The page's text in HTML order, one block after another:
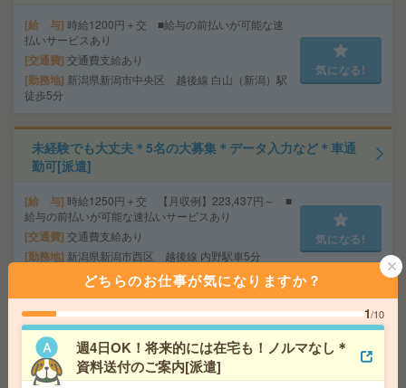
給 与 時給1200円＋交 ■給与の前払いが可能な速
払いサービスあり
交通費 交通費支給あり
勤務地 新潟県新潟市中央区 越後線 白山（新潟）駅
徒歩5分
気になる!
未経験でも大丈夫＊5名の大募集＊データ入力など＊車通
勤可[派遣]
給 与 時給1250円＋交 【月収例】223,437円～ ■
給与の前払いが可能な速払いサービスあり
交通費 交通費支給あり
勤務地 新潟県新潟市西区 越後線 内野駅車5分
気になる!
座り仕事！高時給！車通勤OK！土日休み！組立作業[派
遣]
給 与
時給1400円 【月収例】270,000円(月収例21
日実働残業代込)
どちらのお仕事が気になりますか？
1/10
週4日OK！将来的には在宅も！ノルマなし＊
資料送付のご案内[派遣]